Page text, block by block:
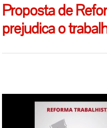
Proposta de
prejudica o